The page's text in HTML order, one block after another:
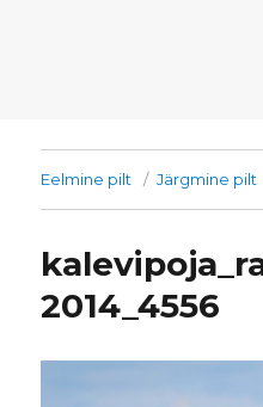
Eelmine pilt Järgmine pilt
2014_4556